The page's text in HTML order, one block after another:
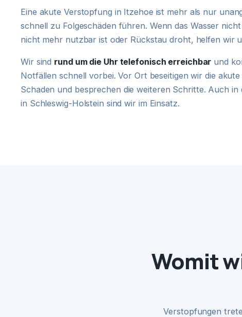
Eine akute Verstopfung in Itzehoe ist mehr als nur
schnell zu Folgeschäden führen. Wenn das Wasser
nicht mehr nutzbar ist oder Rückstau droht, helfen wir
Wir sind rund um die Uhr telefonisch erreichbar und
Notfällen schnell vorbei. Vor Ort beseitigen wir die
Schaden und besprechen die weiteren Schritte. Auch in
in Schleswig-Holstein sind wir im Einsatz.
Womit
Verstopfungen